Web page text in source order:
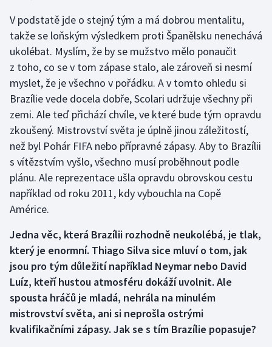
V podstatě jde o stejný tým a má dobrou mentalitu,
takže se loňským výsledkem proti Španělsku nenechává
ukolébat. Myslím, že by se mužstvo mělo ponaučit
z toho, co se v tom zápase stalo, ale zároveň si nesmí
myslet, že je všechno v pořádku. A v tomto ohledu si
Brazílie vede docela dobře, Scolari udržuje všechny při
zemi. Ale teď přichází chvíle, ve které bude tým opravdu
zkoušený. Mistrovství světa je úplně jinou záležitostí,
než byl Pohár FIFA nebo přípravné zápasy. Aby to Brazílii
s vítězstvím vyšlo, všechno musí proběhnout podle
plánu. Ale reprezentace ušla opravdu obrovskou cestu
například od roku 2011, kdy vybouchla na Copě
Américe.
Jedna věc, která Brazílii rozhodně neukolébá, je tlak,
který je enormní. Thiago Silva sice mluví o tom, jak
jsou pro tým důležití například Neymar nebo David
Luíz, kteří hustou atmosféru dokáží uvolnit. Ale
spousta hráčů je mladá, nehrála na minulém
mistrovství světa, ani si neprošla ostrými
kvalifikačními zápasy. Jak se s tím Brazílie popasuje?